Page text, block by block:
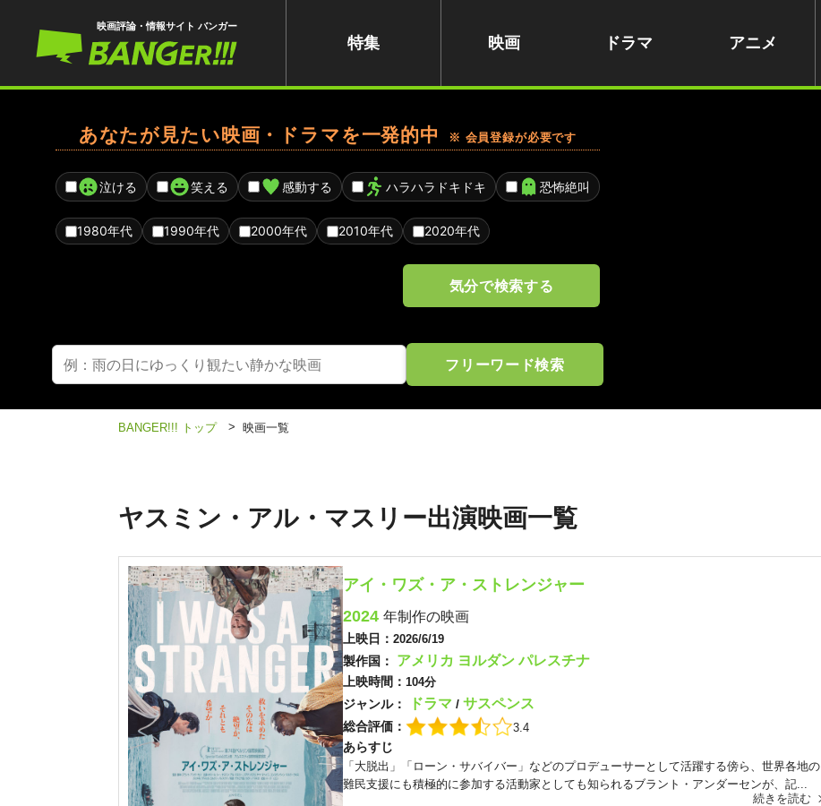
映画評論・情報サイト バンガー
特集 映画 ドラマ アニメ
あなたが見たい映画・ドラマを一発的中 ※ 会員登録が必要です
泣ける 笑える 感動する ハラハラドキドキ 恐怖絶叫
1980年代 1990年代 2000年代 2010年代 2020年代
気分で検索する
フリーワード検索
BANGER!!! トップ > 映画一覧
ヤスミン・アル・マスリー出演映画一覧
アイ・ワズ・ア・ストレンジャー
2024 年制作の映画
上映日： 2026/6/19
製作国： アメリカ ヨルダン パレスチナ
上映時間： 104分
ジャンル： ドラマ / サスペンス
総合評価： 3.4
あらすじ
「大脱出」「ローン・サバイバー」などのプロデューサーとして活躍する傍ら、世界各地の
難民支援にも積極的に参加する活動家としても知られるブラント・アンダーセンが、記...
続きを読む